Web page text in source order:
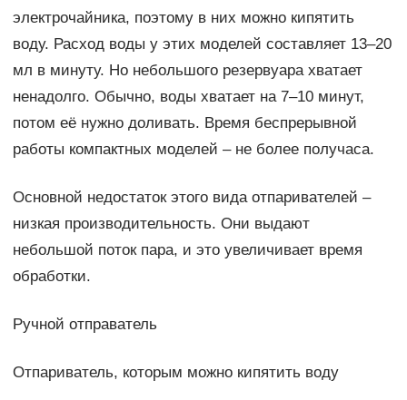
электрочайника, поэтому в них можно кипятить
воду. Расход воды у этих моделей составляет 13–20
мл в минуту. Но небольшого резервуара хватает
ненадолго. Обычно, воды хватает на 7–10 минут,
потом её нужно доливать. Время беспрерывной
работы компактных моделей – не более получаса.
Основной недостаток этого вида отпаривателей –
низкая производительность. Они выдают
небольшой поток пара, и это увеличивает время
обработки.
Ручной отправатель
Отпариватель, которым можно кипятить воду